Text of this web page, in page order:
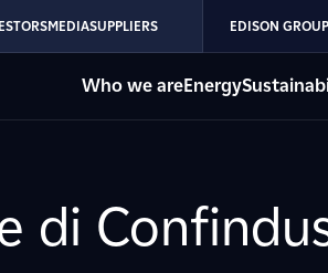
MEDIASUPPLIERS EDISON GROUP
Who we areEnergy
di